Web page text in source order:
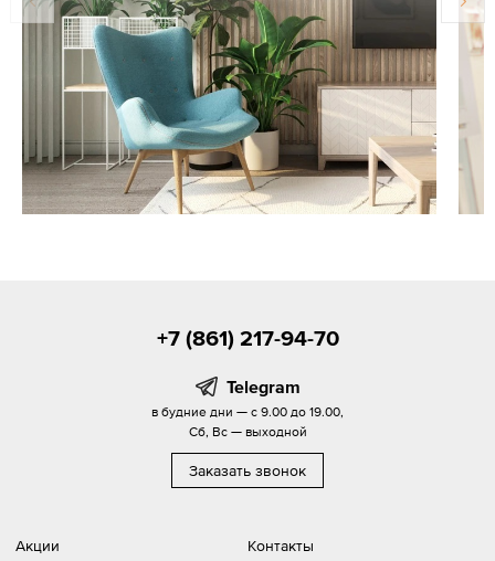
Акции Контакты
+7 (861) 217-94-70
Telegram
в будние дни — с 9.00 до 19.00,
Сб, Вс — выходной
Заказать звонок